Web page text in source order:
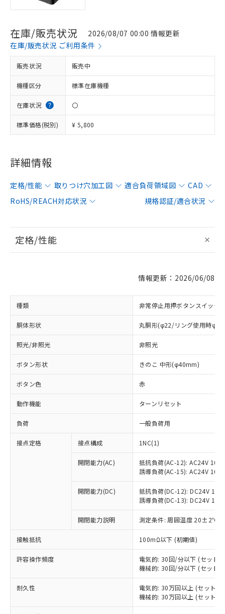
在庫/販売状況
2026/08/07 00:00 情報更新
在庫/販売状況 ご利用条件
販売状況 販売中
機種区分 標準在庫機種
在庫状況 〇
標準価格(税別) ¥ 5,800
詳細情報
定格/性能 取りつけ穴加工図 適合負荷領域図
CAD
RoHS/REACH対応状況
規格認証/適合状況
定格/性能
情報更新：2026/06/08
種類 非常停止用押ボタンスイッチ
胴体形状 丸胴形(φ22/リング使用時
照光/非照光 非照光
ボタン形状 きのこ 中形(φ40mm)
ボタン色 赤
動作機能 ターンリセット
負荷 一般負荷用
接点定格 接点構成 1NC(1)
開閉能力(AC)
抵抗負荷(AC-12): AC24V
誘導負荷(AC-15): AC24V
開閉能力(DC)
抵抗負荷(DC-12): DC24V
誘導負荷(DC-13): DC24V
開閉能力説明 測定条件: 周囲温度 20±2℃
接触抵抗 100mΩ以下 (初期値)
許容操作頻度
電気的: 30回/分以下 (セット
機械的: 30回/分以下 (セット
耐久性
電気的: 30万回以上 (セット、
機械的: 30万回以上 (セット、
対応済み：EU RoHS指令（10物質）の
非含有に対応した製品が提供可能な商品で